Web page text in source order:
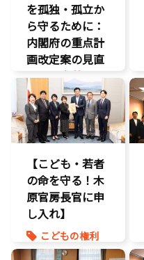
養子縁組
を孤独・孤立か
ら守るために：
内閣府の重点計
画改定案の見直
しを要求
いじめ対策
こどもの権利
こども政策
不登校支援
命を守る
子育て支援拡
充
孤独孤立対策
将来不安
自民党
【こども・若者
の命を守る！木
原官房長官に申
し入れ】
こどもの権利
こども政策